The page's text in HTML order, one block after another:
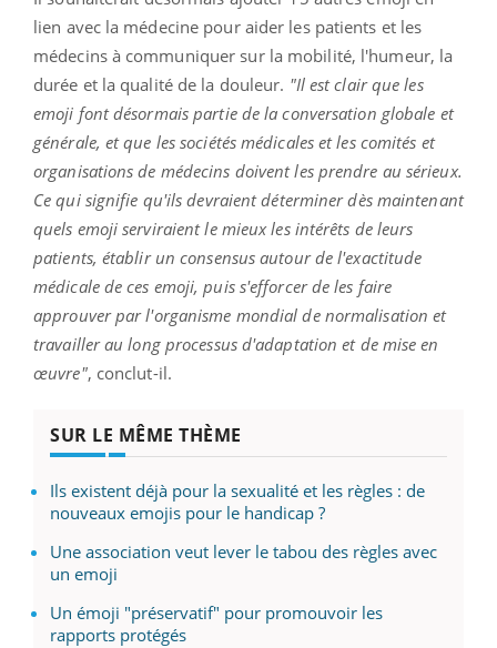
lien avec la médecine pour aider les patients et les
médecins à communiquer sur la mobilité, l'humeur, la
durée et la qualité de la douleur. "Il est clair que les
emoji font désormais partie de la conversation globale et
générale, et que les sociétés médicales et les comités et
organisations de médecins doivent les prendre au sérieux.
Ce qui signifie qu'ils devraient déterminer dès maintenant
quels emoji serviraient le mieux les intérêts de leurs
patients, établir un consensus autour de l'exactitude
médicale de ces emoji, puis s'efforcer de les faire
approuver par l'organisme mondial de normalisation et
travailler au long processus d'adaptation et de mise en
œuvre", conclut-il.
SUR LE MÊME THÈME
Ils existent déjà pour la sexualité et les règles : de
nouveaux emojis pour le handicap ?
Une association veut lever le tabou des règles avec
un emoji
Un émoji "préservatif" pour promouvoir les
rapports protégés